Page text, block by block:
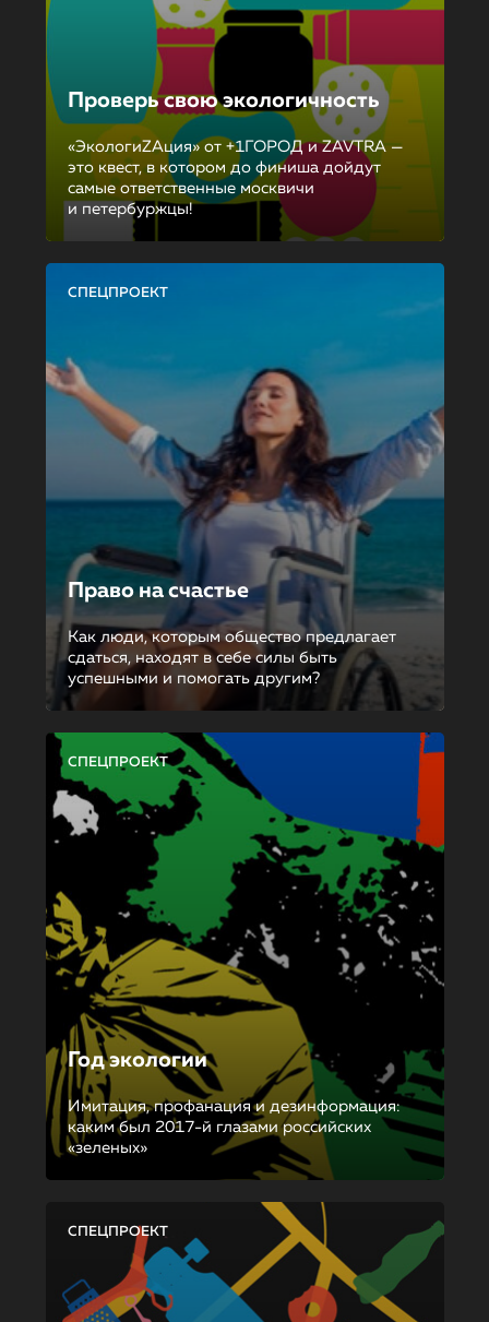
Проверь свою экологичность
«ЭкологиZAция» от +1ГОРОД и ZAVTRA —
это квест, в котором до финиша дойдут
самые ответственные москвичи
и петербуржцы!
СПЕЦПРОЕКТ
Право на счастье
Как люди, которым общество предлагает
сдаться, находят в себе силы быть
успешными и помогать другим?
СПЕЦПРОЕКТ
Год экологии
Имитация, профанация и дезинформация:
каким был 2017-й глазами российских
«зеленых»
СПЕЦПРОЕКТ